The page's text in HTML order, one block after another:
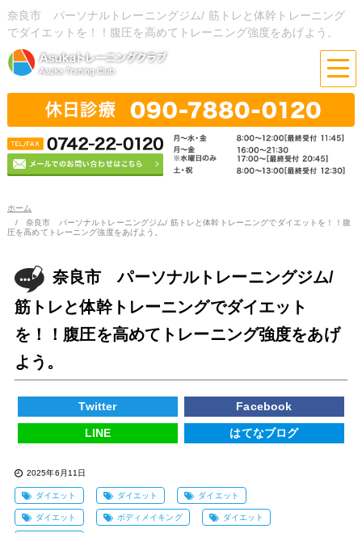
奈良市 パーソナルトレーニングジム/ 筋トレと体幹トレーニング
でダイエットを！！腹圧を高めてトレーニング強度をあげよう。
ホーム
奈良市 パーソナルトレーニングジム/ 筋トレと体幹トレーニングでダイエットを！！腹
圧を高めてトレーニング強度をあげよう。
奈良市 パーソナルトレーニングジム/
筋トレと体幹トレーニングでダイエット
を！！腹圧を高めてトレーニング強度をあげ
よう。
Twitter Facebook
LINE はてなブログ
2025年6月11日
ダイエット ダイエット ダイエット
ダイエット ボディメイキング ダイエット